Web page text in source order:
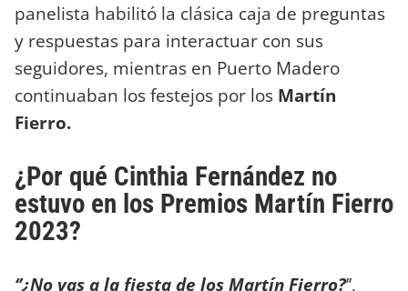
panelista habilitó la clásica caja de preguntas
y respuestas para interactuar con sus
seguidores, mientras en Puerto Madero
continuaban los festejos por los Martín
Fierro.
¿Por qué Cinthia Fernández no
estuvo en los Premios Martín Fierro
2023?
‘’¿No vas a la fiesta de los Martín Fierro?’’,